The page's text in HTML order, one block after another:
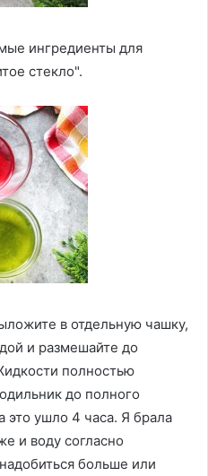
ингредиенты для
стекло".
в отдельную чашку,
и размешайте до
полностью
до полного
это ушло 4 часа. Я брала
и воду согласно
больше или